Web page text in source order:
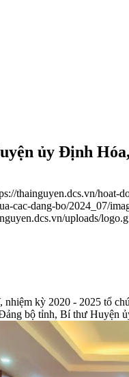
ủy Định
thainguyen.dcs.vn/hoat-
cac-dang-bo/2024_07/
uploads/
kỳ 2020 - 2025 tổ
bộ tỉnh, Bí thư Huyện